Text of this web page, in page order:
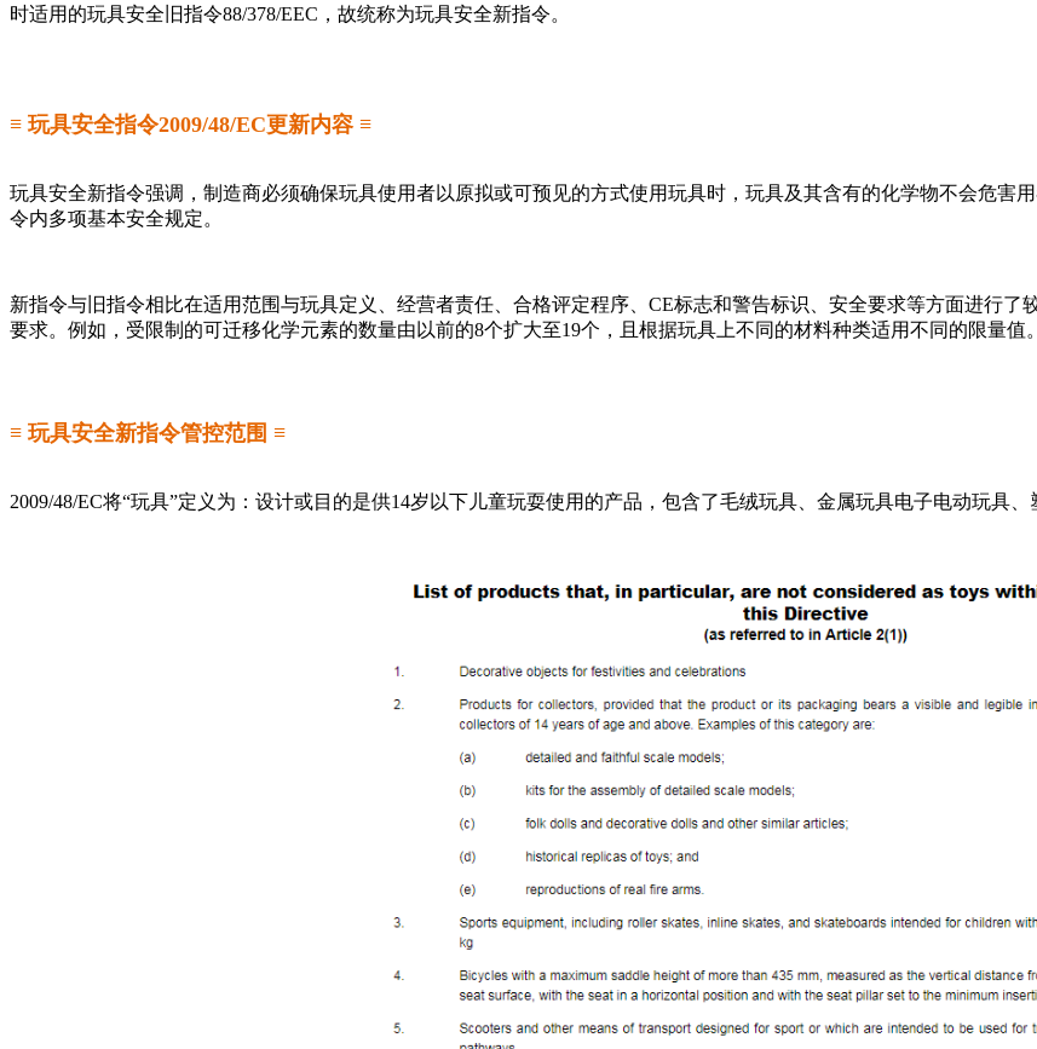
时适用的玩具安全旧指令88/378/EEC，故统称为玩具安全新指令。
≡ 玩具安全指令2009/48/EC更新内容 ≡
玩具安全新指令强调，制造商必须确保玩具使用者以原拟或可预见的方式使用玩具时，玩具及其含有的化学物不会危害
令内多项基本安全规定。
新指令与旧指令相比在适用范围与玩具定义、经营者责任、合格评定程序、CE标志和警告标识、安全要求等方面进行
要求。例如，受限制的可迁移化学元素的数量由以前的8个扩大至19个，且根据玩具上不同的材料种类适用不同的限量值。
≡ 玩具安全新指令管控范围 ≡
2009/48/EC将“玩具”定义为：设计或目的是供14岁以下儿童玩耍使用的产品，包含了毛绒玩具、金属玩具电子电动玩具、